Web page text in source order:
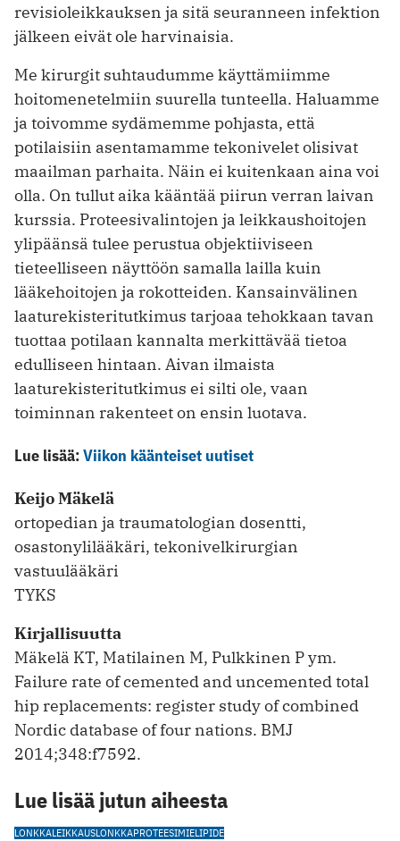
revisioleikkauksen ja sitä seuranneen infektion
jälkeen eivät ole harvinaisia.
Me kirurgit suhtaudumme käyttämiimme
hoitomenetelmiin suurella tunteella. Haluamme
ja toivomme sydämemme pohjasta, että
potilaisiin asentamamme tekonivelet olisivat
maailman parhaita. Näin ei kuitenkaan aina voi
olla. On tullut aika kääntää piirun verran laivan
kurssia. Proteesivalintojen ja leikkaushoitojen
ylipäänsä tulee perustua objektiiviseen
tieteelliseen näyttöön samalla lailla kuin
lääkehoitojen ja rokotteiden. Kansainvälinen
laaturekisteritutkimus tarjoaa tehokkaan tavan
tuottaa potilaan kannalta merkittävää tietoa
edulliseen hintaan. Aivan ilmaista
laaturekisteritutkimus ei silti ole, vaan
toiminnan rakenteet on ensin luotava.
Lue lisää:Viikon käänteiset uutiset
Keijo Mäkelä
ortopedian ja traumatologian dosentti,
osastonylilääkäri, tekonivelkirurgian
vastuulääkäri
TYKS
Kirjallisuutta
Mäkelä KT, Matilainen M, Pulkkinen P ym.
Failure rate of cemented and uncemented total
hip replacements: register study of combined
Nordic database of four nations. BMJ
2014;348:f7592.
Lue lisää jutun aiheesta
LONKKALEIKKAUSLONKKAPROTEESIMIELIPIDE